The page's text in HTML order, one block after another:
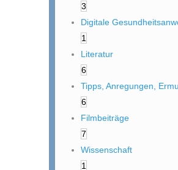
3
Digitale
1
Literatur
6
Tipps, Anregungen,
6
Filmbeiträge
7
Wissenschaft
1